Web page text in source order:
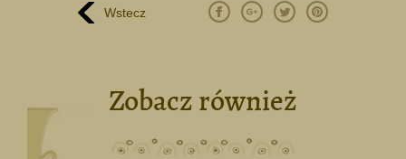
Wstecz
Zobacz również